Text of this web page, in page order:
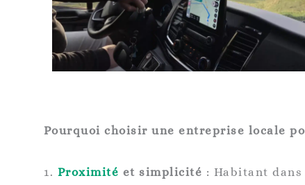
Pourquoi choisir une entreprise locale
Proximité et simplicité : Habitant dans